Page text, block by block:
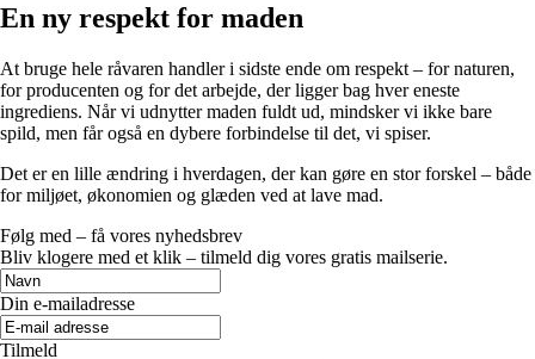
En ny respekt for maden
At bruge hele råvaren handler i sidste ende om respekt – for naturen,
for producenten og for det arbejde, der ligger bag hver eneste
ingrediens. Når vi udnytter maden fuldt ud, mindsker vi ikke bare
spild, men får også en dybere forbindelse til det, vi spiser.
Det er en lille ændring i hverdagen, der kan gøre en stor forskel – både
for miljøet, økonomien og glæden ved at lave mad.
Følg med – få vores nyhedsbrev
Bliv klogere med et klik – tilmeld dig vores gratis mailserie.
Din e-mailadresse
Tilmeld